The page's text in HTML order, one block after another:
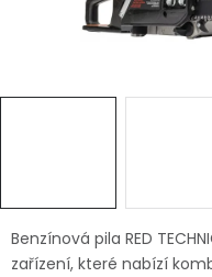
Ochranné pomůcky
Benzínová pila RED
zařízení, které nabízí